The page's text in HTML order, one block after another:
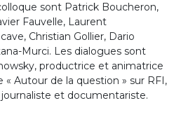
sont Patrick Boucheron,
Fauvelle, Laurent
Christian Gollier, Dario
Murci. Les dialogues sont
productrice et animatrice
« Autour de la question » sur RFI,
et documentariste.